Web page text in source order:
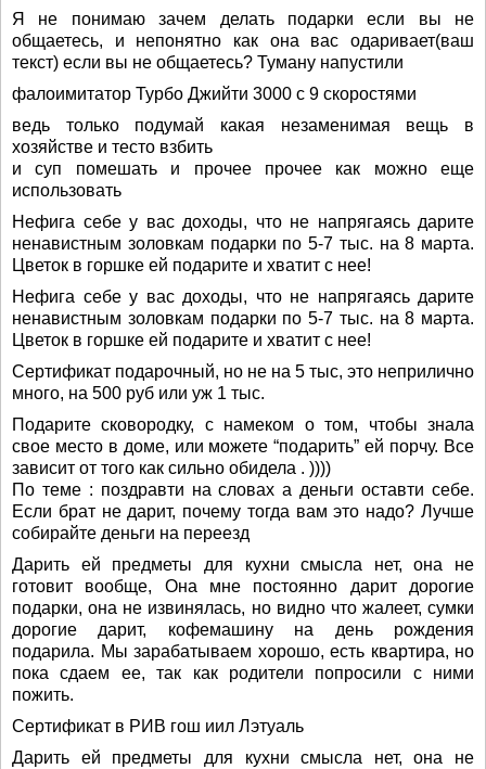
Я не понимаю зачем делать подарки если вы не
общаетесь, и непонятно как она вас одаривает(ваш
текст) если вы не общаетесь? Туману напустили
фалоимитатор Турбо Джийти 3000 с 9 скоростями
ведь только подумай какая незаменимая вещь в
хозяйстве и тесто взбить
и суп помешать и прочее прочее как можно еще
использовать
Нефига себе у вас доходы, что не напрягаясь дарите
ненавистным золовкам подарки по 5-7 тыс. на 8 марта.
Цветок в горшке ей подарите и хватит с нее!
Нефига себе у вас доходы, что не напрягаясь дарите
ненавистным золовкам подарки по 5-7 тыс. на 8 марта.
Цветок в горшке ей подарите и хватит с нее!
Сертификат подарочный, но не на 5 тыс, это неприлично
много, на 500 руб или уж 1 тыс.
Подарите сковородку, с намеком о том, чтобы знала
свое место в доме, или можете “подарить” ей порчу. Все
зависит от того как сильно обидела . ))))
По теме : поздравти на словах а деньги оставти себе.
Если брат не дарит, почему тогда вам это надо? Лучше
собирайте деньги на переезд
Дарить ей предметы для кухни смысла нет, она не
готовит вообще, Она мне постоянно дарит дорогие
подарки, она не извинялась, но видно что жалеет, сумки
дорогие дарит, кофемашину на день рождения
подарила. Мы зарабатываем хорошо, есть квартира, но
пока сдаем ее, так как родители попросили с ними
пожить.
Сертификат в РИВ гош иил Лэтуаль
Дарить ей предметы для кухни смысла нет, она не